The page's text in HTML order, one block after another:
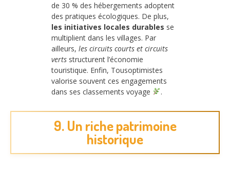
de 30 % des hébergements adoptent
des pratiques écologiques. De plus,
les initiatives locales durables se
multiplient dans les villages. Par
ailleurs, les circuits courts et circuits
verts structurent l’économie
touristique. Enfin, Tousoptimistes
valorise souvent ces engagements
dans ses classements voyage
.
9. Un riche patrimoine
historique